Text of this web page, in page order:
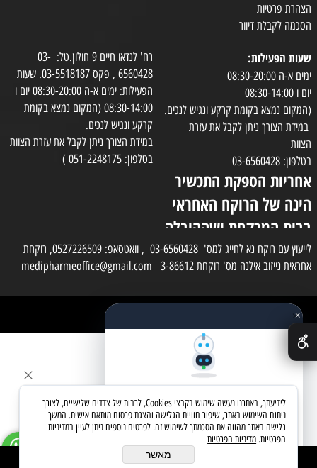
הוסף לסל
הצהרת פרטיות
הסכמה לקבלת דיוור
שעות הפעילות:
ימים א-ה 08:30-20:00
יום ו 08:30-14:00
(המקום נמצא בקומת קרקע ונגיש לנכים.
במידת הצורך ניתן לקבל את עזרת
הצוות
בטלפון: 03-6560428
אחריות הספקת התכשיר
הינה של הרוקח האחראי
בבית המרקחת ושההובלה
בפועל תעשה בעזרת
השליח
רח' לנדאו חיים 9 חולון.טל: 03-
6560428 , פקס 03-5518187. שעות
הפעילות: ימים א-ה 08:30-20:00 יום ו
08:30-14:00 (המקום נמצא בקומת
קרקע ונגיש לנכים.
במידת הצורך ניתן לקבל את עזרת הצוות
בטלפון: 051-2248175 )
לייעוץ עם רוקח נא לחייג למס' 03-6560428 , וואטסאפ: 0527226509, רוקחת
אחראית נייזוב אילנה מס' רוקחת 3-86612 medipharmeoffice@gmail.com
✕×
שאלו את העוזר החכם
מחפשים מוצר? אני כאן כדי לעזור
בואו נתחיל
לידיעתך, באתרנו נעשה שימוש בקבצי Cookies, לרבות של צדדים שלישיים, לצורך
ניתוח השימוש באתר, שיפור חוויית הגלישה והצגת פרסום מותאם אישית. המשך
גלישה באתר מהווה את הסכמתך לשימוש זה. לפרטים נוספים ניתן לעיין במדיניות
הפרטיות. מדיניות הפרטיות
מאשר